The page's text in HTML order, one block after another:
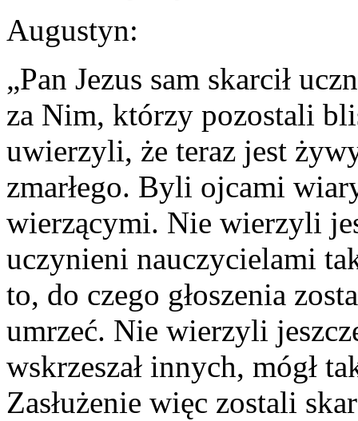
Augustyn:
„Pan Jezus sam skarcił
za Nim, którzy pozostali
uwierzyli, że teraz jest
zmarłego. Byli ojcami
wierzącymi. Nie wierzyli
uczynieni nauczycielami
to, do czego głoszenia
umrzeć. Nie wierzyli
wskrzeszał innych, mógł
Zasłużenie więc zostali